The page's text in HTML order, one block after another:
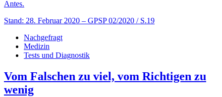
Antes.
Stand: 28. Februar 2020 – GPSP 02/2020 / S.19
Nachgefragt
Medizin
Tests und Diagnostik
Vom Falschen zu viel, vom Richtigen zu
wenig